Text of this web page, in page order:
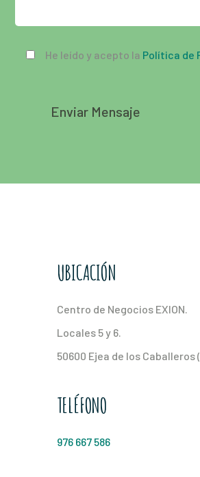
He leído y acepto la Política de
UBICACIÓN
Centro de Negocios EXION.
Locales 5 y 6.
50600 Ejea de los Caballeros
TELÉFONO
976 667 586